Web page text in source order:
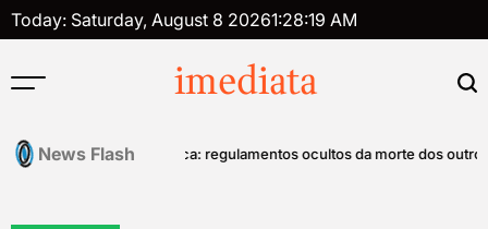
Skip
to
Today: Saturday, August 8 20261:28:20 AM
imediata
News Flash
mentalTanatopolítica: regulamentos ocultos da morte dos outros –